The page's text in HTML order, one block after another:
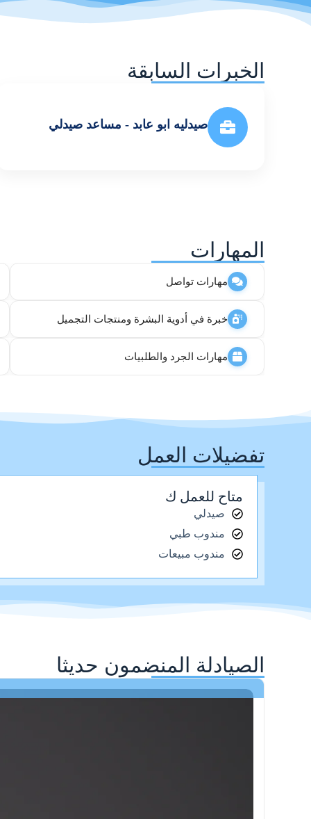
الخبرات السابقة
صيدليه ابو عابد - مساعد صيدلي
المهارات
مهارات تواصل
خبرة في أدوية البشرة ومنتجات التجميل
مهارات الجرد والطلبيات
تفضيلات العمل
متاح للعمل ك
صيدلي
مندوب طبي
مندوب مبيعات
الصيادلة المنضمون حديثا